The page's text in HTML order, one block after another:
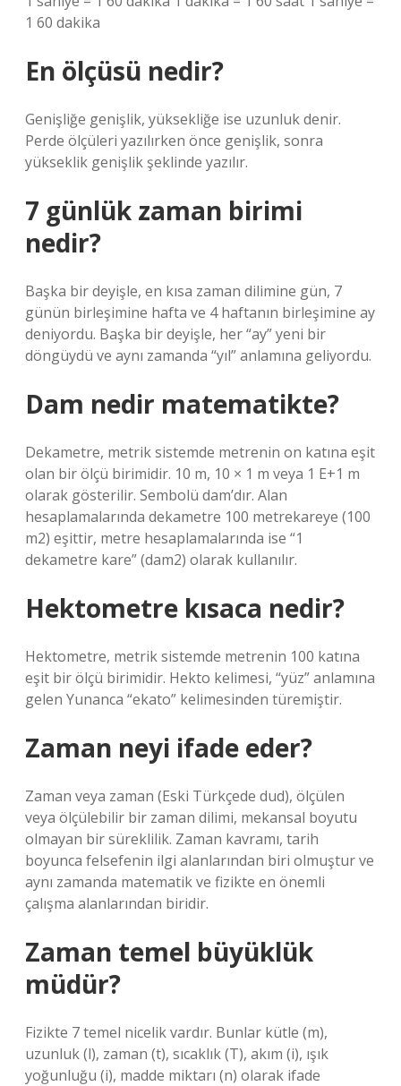
1 60 dakika ‍
En ölçüsü nedir?
Genişliğe genişlik, yüksekliğe ise uzunluk denir.
Perde ölçüleri yazılırken önce genişlik, sonra
yükseklik genişlik şeklinde yazılır.
7 günlük zaman birimi
nedir?
Başka bir deyişle, en kısa zaman dilimine gün, 7
günün birleşimine hafta ve 4 haftanın birleşimine ay
deniyordu. Başka bir deyişle, her “ay” yeni bir
döngüydü ve aynı zamanda “yıl” anlamına geliyordu.
Dam nedir matematikte?
Dekametre, metrik sistemde metrenin on katına eşit
olan bir ölçü birimidir. 10 m, 10 × 1 m veya 1 E+1 m
olarak gösterilir. Sembolü dam’dır. Alan
hesaplamalarında dekametre 100 metrekareye (100
m2) eşittir, metre hesaplamalarında ise “1
dekametre kare” (dam2) olarak kullanılır.
Hektometre kısaca nedir?
Hektometre, metrik sistemde metrenin 100 katına
eşit bir ölçü birimidir. Hekto kelimesi, “yüz” anlamına
gelen Yunanca “ekato” kelimesinden türemiştir.
Zaman neyi ifade eder?
Zaman veya zaman (Eski Türkçede dud), ölçülen
veya ölçülebilir bir zaman dilimi, mekansal boyutu
olmayan bir süreklilik. Zaman kavramı, tarih
boyunca felsefenin ilgi alanlarından biri olmuştur ve
aynı zamanda matematik ve fizikte en önemli
çalışma alanlarından biridir.
Zaman temel büyüklük
müdür?
Fizikte 7 temel nicelik vardır. Bunlar kütle (m),
uzunluk (l), zaman (t), sıcaklık (T), akım (i), ışık
yoğunluğu (i), madde miktarı (n) olarak ifade